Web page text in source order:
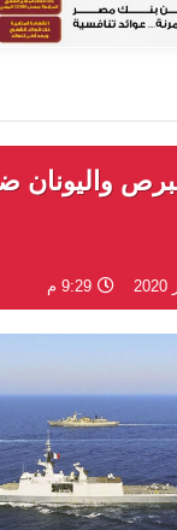
واليونان
9:29 م